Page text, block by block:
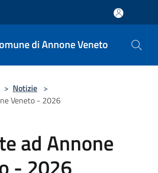
di Annone Veneto
> Notizie >
Veneto - 2026
ad Annone